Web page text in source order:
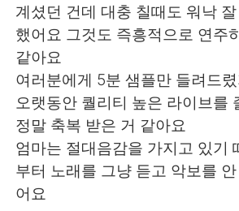
简体中文 繁體中文
Español
Français Deutsch
日本語 한국어
Русский
계셨던 건데 대충 칠때도 워낙
했어요 그것도 즉흥적으로 연주
같아요
여러분에게 5분 샘플만 들려드
오랫동안 퀄리티 높은 라이브를
정말 축복 받은 거 같아요
엄마는 절대음감을 가지고 있기
부터 노래를 그냥 듣고 악보를
어요